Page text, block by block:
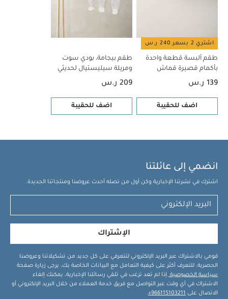
اشتري 2 بسعر 240 ر.س
طقم ألبسة قطعة واحدة
بأكمام قصيرة قماش
عضوي بلون أبيض - 5 قطع
139 ر.س
اضف للحقيبة
طقم بيجامة، بودي سوت
ومريلة سيليستيال لحديثي
الولادة، 5 قطع
209 ر.س
اضف للحقيبة
انضمي إلى عائلتنا
اشترك في نشرتنا الإخبارية وكن أول من تصله أحدث عروضنا ومنتجاتنا الجديدة.
الإشتراك
قومي بالاشتراك عبر البريد الإلكتروني لتتعرفي على كل جديد من تشكيلاتنا وعروضنا
الحصرية. للتعرف أكثر على كيفية التعامل مع البيانات الخاصة بك، يرجى زيارة صفحة
سياسة الخصوصية .إذا لم تعد ترغب في تلقي رسائلنا الإخبارية، يمكنك إلغاء
الاشتراك في أي وقت عبر التواصل مع فريق خدمة العملاء من خلال البريد الإلكتروني أو
الاتصال على 966115103211+
.